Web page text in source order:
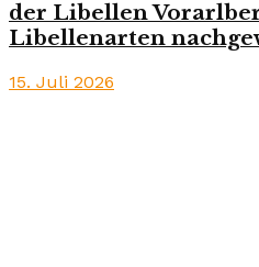
der Libellen
Libellenarten
15. Juli 2026